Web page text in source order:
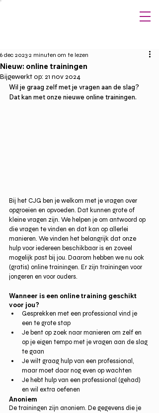
Nieuw: online trainingen
6 dec 2023 2 minuten om te lezen
Bijgewerkt op: 21 nov 2024
Wil je graag zelf met je vragen aan de slag?
Dat kan met onze nieuwe online trainingen.
Bij het CJG ben je welkom met je vragen over
opgroeien en opvoeden. Dat kunnen grote of
kleine vragen zijn. We helpen je om antwoord op
die vragen te vinden en dat kan op allerlei
manieren. We vinden het belangrijk dat onze
hulp voor iedereen beschikbaar is en zoveel
mogelijk past bij jou. Daarom hebben we nu ook
(gratis) online trainingen. Er zijn trainingen voor
jongeren en voor ouders.
Wanneer is een online training geschikt
voor jou?
Gesprekken met een professional vind je
een te grote stap
Je bent op zoek naar manieren om zelf en
op je eigen tempo met je vragen aan de slag
te gaan
Je wilt graag hulp van een professional,
maar moet daar nog even op wachten
Je hebt hulp van een professional (gehad)
en wil extra oefenen
Anoniem
De trainingen zijn anoniem. De gegevens die je